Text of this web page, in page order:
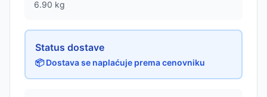
6.90 kg
Status dostave
📦 Dostava se naplaćuje prema cenovniku